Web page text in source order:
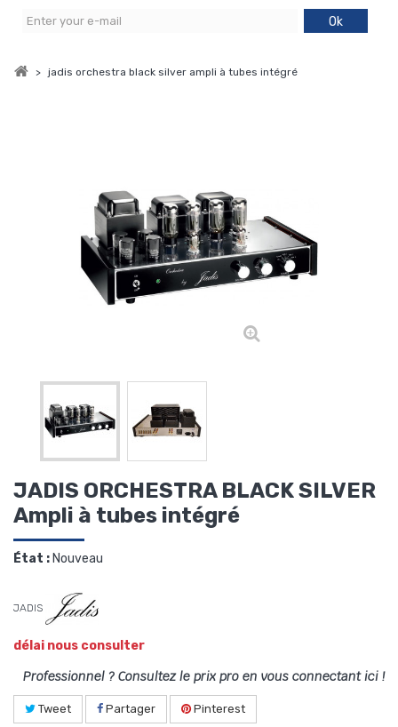
Ok
> jadis orchestra black silver ampli à tubes intégré
JADIS ORCHESTRA BLACK SILVER
Ampli à tubes intégré
État :Nouveau
JADIS
délai nous consulter
Professionnel ? Consultez le prix pro en vous connectant ici !
Tweet Partager Pinterest